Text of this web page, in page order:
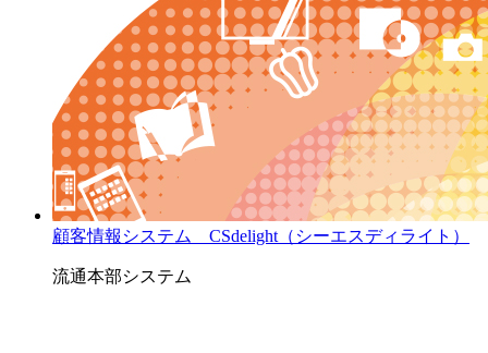
顧客情報システム CSdelight（シーエスディライト）
流通本部システム